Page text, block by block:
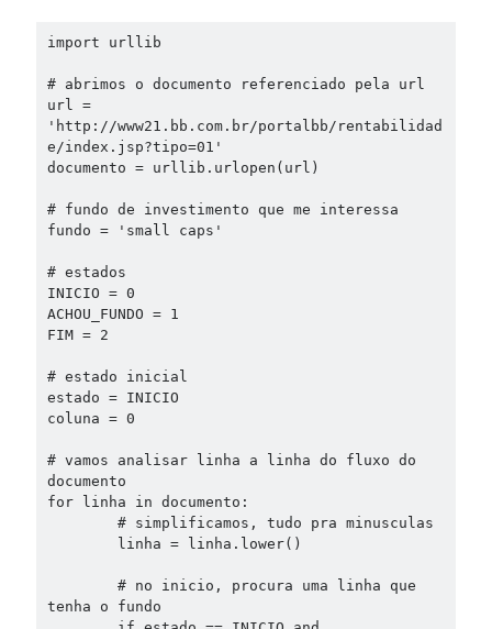
import urllib
# abrimos o documento referenciado pela url
url =
'http://www21.bb.com.br/portalbb/rentabilidad
e/index.jsp?tipo=01'
documento = urllib.urlopen(url)
# fundo de investimento que me interessa
fundo = 'small caps'
# estados
INICIO = 0
ACHOU_FUNDO = 1
FIM = 2
# estado inicial
estado = INICIO
coluna = 0
# vamos analisar linha a linha do fluxo do
documento
for linha in documento:
tenha o fundo